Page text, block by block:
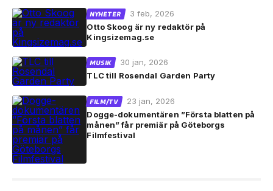
NYHETER
3 feb, 2026
Otto Skoog är ny redaktör på
Kingsizemag.se
MUSIK
30 jan, 2026
TLC till Rosendal Garden Party
FILM/TV
23 jan, 2026
Dogge-dokumentären ”Första blatten på
månen” får premiär på Göteborgs
Filmfestival